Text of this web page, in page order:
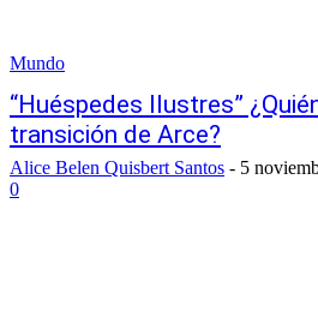
Mundo
“Huéspedes Ilustres”
transición de Arce?
Alice Belen Quisbert Santos - 5
0